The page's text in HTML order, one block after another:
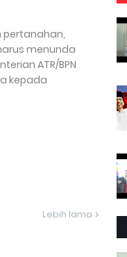
pertanahan,
menunda
ATR/BPN
kepada
Lebih lama